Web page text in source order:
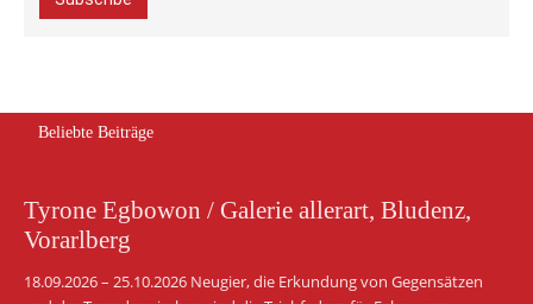
Beliebte Beiträge
Tyrone Egbowon / Galerie allerart, Bludenz,
Vorarlberg
18.09.2026 – 25.10.2026 Neugier, die Erkundung von Gegensätzen